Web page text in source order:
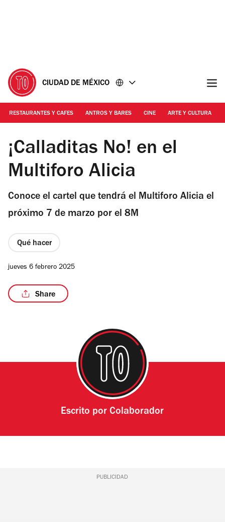
CIUDAD DE MÉXICO
RESTAURANTES Y CAFES ANTROS Y BARES CINE ARTE Y CULTURA
Foto: Cortesía Mon Laferte
¡Calladitas No! en el
Multiforo Alicia
Conoce el cartel que tendrá el Multiforo Alicia el
próximo 7 de marzo por el 8M
Qué hacer
jueves 6 febrero 2025
Share
Escrito porColaborador
PUBLICIDAD